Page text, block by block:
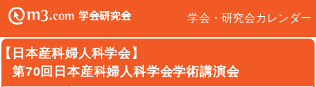
学会・研究会カレンダー
日本産科婦人科学会】
第70回日本産科婦人科学会学術講演会